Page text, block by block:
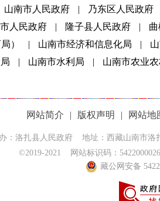
山南市人民政府 | 乃东区人民政府
人民政府 | 隆子县人民政府 |
） | 山南市经济和信息化局 |
| 山南市水利局 | 山南市农业
网站简介 | 版权声明 | 网站地
：洛扎县人民政府 地址：西藏山南市洛
©2019-2021 网站标识码：
藏公网安备